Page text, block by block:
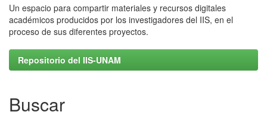
Un espacio para compartir materiales y recursos digitales
académicos producidos por los investigadores del IIS, en el
proceso de sus diferentes proyectos.
Repositorio del IIS-UNAM
Buscar